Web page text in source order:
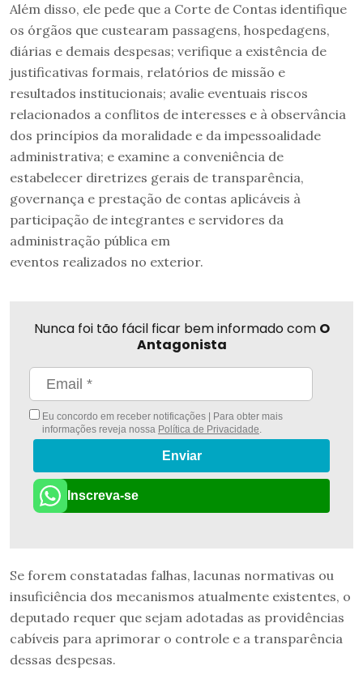
Além disso, ele pede que a Corte de Contas identifique
os órgãos que custearam passagens, hospedagens,
diárias e demais despesas; verifique a existência de
justificativas formais, relatórios de missão e
resultados institucionais; avalie eventuais riscos
relacionados a conflitos de interesses e à observância
dos princípios da moralidade e da impessoalidade
administrativa; e examine a conveniência de
estabelecer diretrizes gerais de transparência,
governança e prestação de contas aplicáveis à
participação de integrantes e servidores da
administração pública em
eventos realizados no exterior.
Nunca foi tão fácil ficar bem informado com O
Antagonista
Eu concordo em receber notificações | Para obter mais
informações reveja nossa Política de Privacidade.
Enviar
Inscreva-se
Se forem constatadas falhas, lacunas normativas ou
insuficiência dos mecanismos atualmente existentes, o
deputado requer que sejam adotadas as providências
cabíveis para aprimorar o controle e a transparência
dessas despesas.